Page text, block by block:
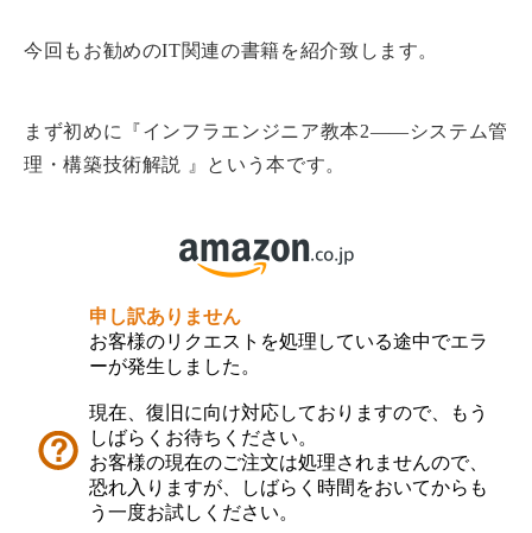
今回もお勧めのIT関連の書籍を紹介致します。
まず初めに『インフラエンジニア教本2――システム管
理・構築技術解説 』という本です。